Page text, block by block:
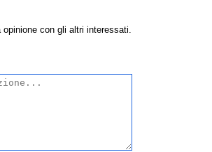
con gli altri interessati.